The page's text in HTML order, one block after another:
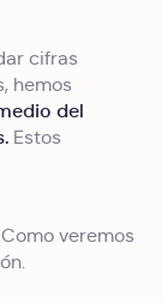
cifras
hemos
del
Estos
veremos